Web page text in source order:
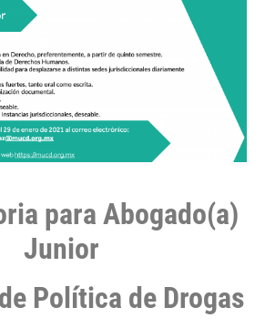
para Abogado(a)
Junior
Política de Drogas